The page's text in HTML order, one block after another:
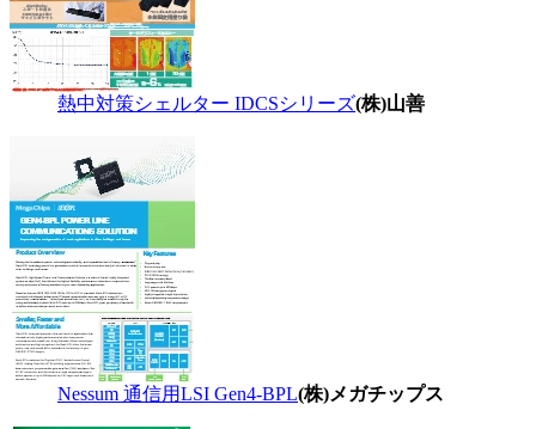
熱中対策シェルター IDCSシリーズ(株)山善
Nessum 通信用LSI Gen4-BPL(株)メガチップス